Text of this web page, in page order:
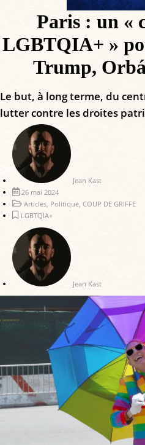
Paris : un «
LGBTQIA+ »
Trump,
Le but, à long terme, du
lutter contre les droites
Jean Kast
26 mai 2024
Articles, Politique, COUP DE GRIFFE
LGBTQIA+
Jean Kast